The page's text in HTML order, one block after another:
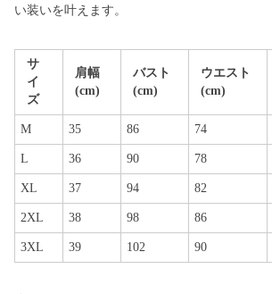
い装いを叶えます。
サ
イ
ズ
肩幅
(cm)
バスト
(cm)
ウエスト
(cm)
M 35 86 74
L 36 90 78
XL 37 94 82
2XL 38 98 86
3XL 39 102 90